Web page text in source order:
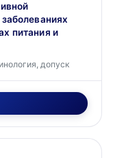
питания и
допуск